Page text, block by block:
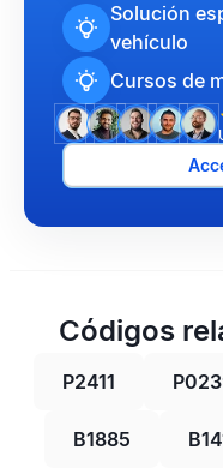
Solución
vehículo
Cursos de
Códigos
P2411
B1885